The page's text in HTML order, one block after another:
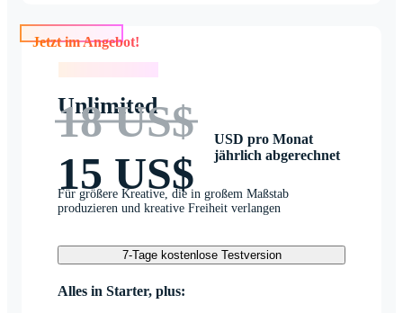
Jetzt im Angebot!
Unlimited
18 US$
15 US$
USD pro Monat
jährlich abgerechnet
Für größere Kreative, die in großem Maßstab
produzieren und kreative Freiheit verlangen
7-Tage kostenlose Testversion
Alles in Starter, plus: